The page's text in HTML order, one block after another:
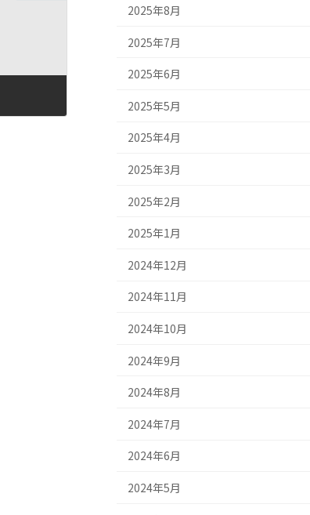
2025年8月
2025年7月
2025年6月
2025年5月
2025年4月
2025年3月
2025年2月
2025年1月
2024年12月
2024年11月
2024年10月
2024年9月
2024年8月
2024年7月
2024年6月
2024年5月